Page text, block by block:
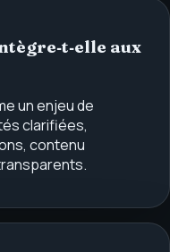
aux
un enjeu de
clarifiées,
contenu